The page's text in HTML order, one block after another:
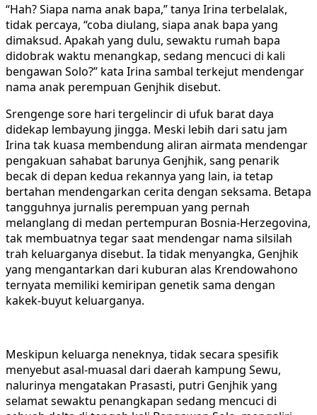
“Hah? Siapa nama anak bapa,” tanya Irina terbelalak,
tidak percaya, “coba diulang, siapa anak bapa yang
dimaksud. Apakah yang dulu, sewaktu rumah bapa
didobrak waktu menangkap, sedang mencuci di kali
bengawan Solo?” kata Irina sambal terkejut mendengar
nama anak perempuan Genjhik disebut.
Srengenge sore hari tergelincir di ufuk barat daya
didekap lembayung jingga. Meski lebih dari satu jam
Irina tak kuasa membendung aliran airmata mendengar
pengakuan sahabat barunya Genjhik, sang penarik
becak di depan kedua rekannya yang lain, ia tetap
bertahan mendengarkan cerita dengan seksama. Betapa
tangguhnya jurnalis perempuan yang pernah
melanglang di medan pertempuran Bosnia-Herzegovina,
tak membuatnya tegar saat mendengar nama silsilah
trah keluarganya disebut. Ia tidak menyangka, Genjhik
yang mengantarkan dari kuburan alas Krendowahono
ternyata memiliki kemiripan genetik sama dengan
kakek-buyut keluarganya.
Meskipun keluarga neneknya, tidak secara spesifik
menyebut asal-muasal dari daerah kampung Sewu,
nalurinya mengatakan Prasasti, putri Genjhik yang
selamat sewaktu penangkapan sedang mencuci di